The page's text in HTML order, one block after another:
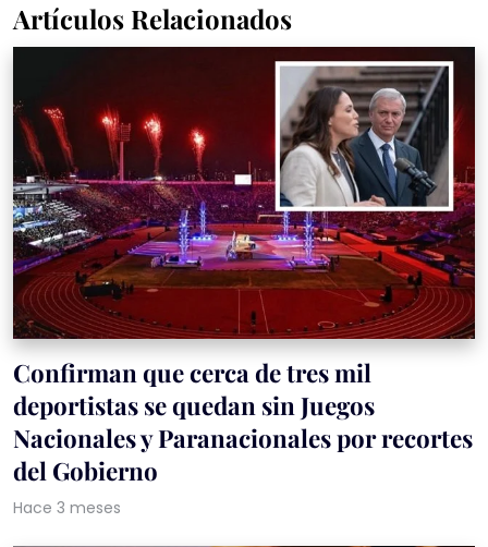
Artículos Relacionados
Confirman que cerca de tres mil
deportistas se quedan sin Juegos
Nacionales y Paranacionales por recortes
del Gobierno
Hace 3 meses